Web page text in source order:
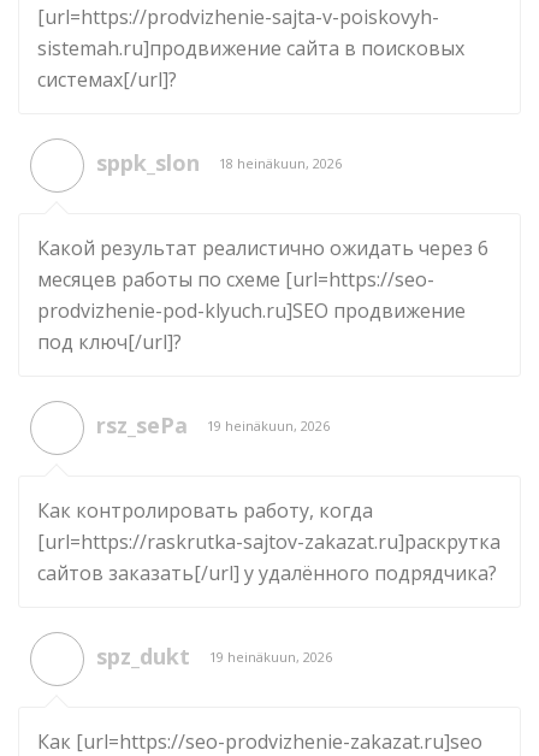
[url=https://prodvizhenie-sajta-v-poiskovyh-
sistemah.ru]продвижение сайта в поисковых
системах[/url]?
sppk_slon 18 heinäkuun, 2026
Какой результат реалистично ожидать через 6
месяцев работы по схеме [url=https://seo-
prodvizhenie-pod-klyuch.ru]SEO продвижение
под ключ[/url]?
rsz_sePa 19 heinäkuun, 2026
Как контролировать работу, когда
[url=https://raskrutka-sajtov-zakazat.ru]раскрутка
сайтов заказать[/url] у удалённого подрядчика?
spz_dukt 19 heinäkuun, 2026
Как [url=https://seo-prodvizhenie-zakazat.ru]seo